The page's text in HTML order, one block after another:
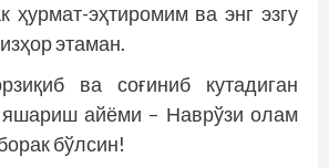
ҳурмат-эҳтиромим ва энг эзгу
этаман.
ва соғиниб кутадиган
айёми – Наврўзи олам
бўлсин!